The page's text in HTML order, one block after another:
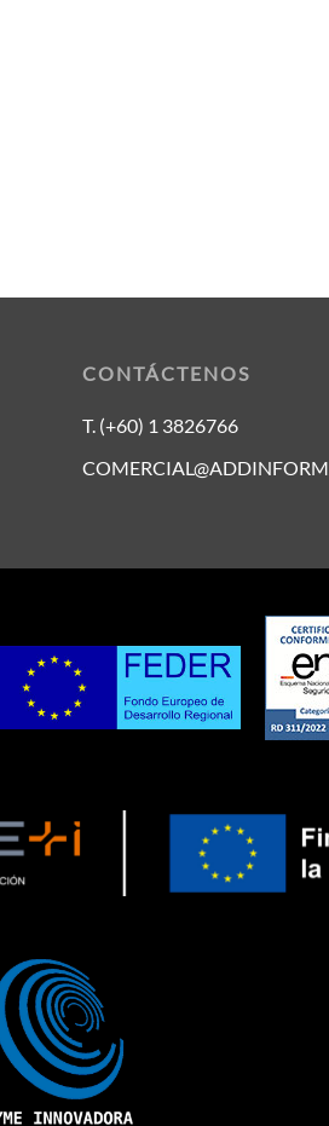
CONTÁCTENOS
T. (+60) 1 3826766